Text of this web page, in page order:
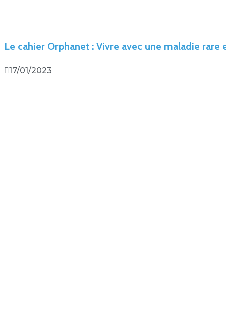
Le cahier Orphanet : Vivre avec une maladie
17/01/2023